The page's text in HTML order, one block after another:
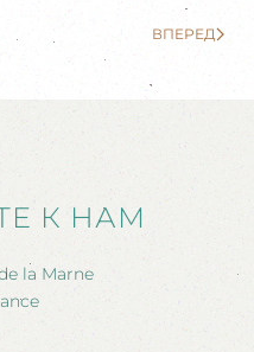
ВПЕРЕД
К НАМ
la Marne